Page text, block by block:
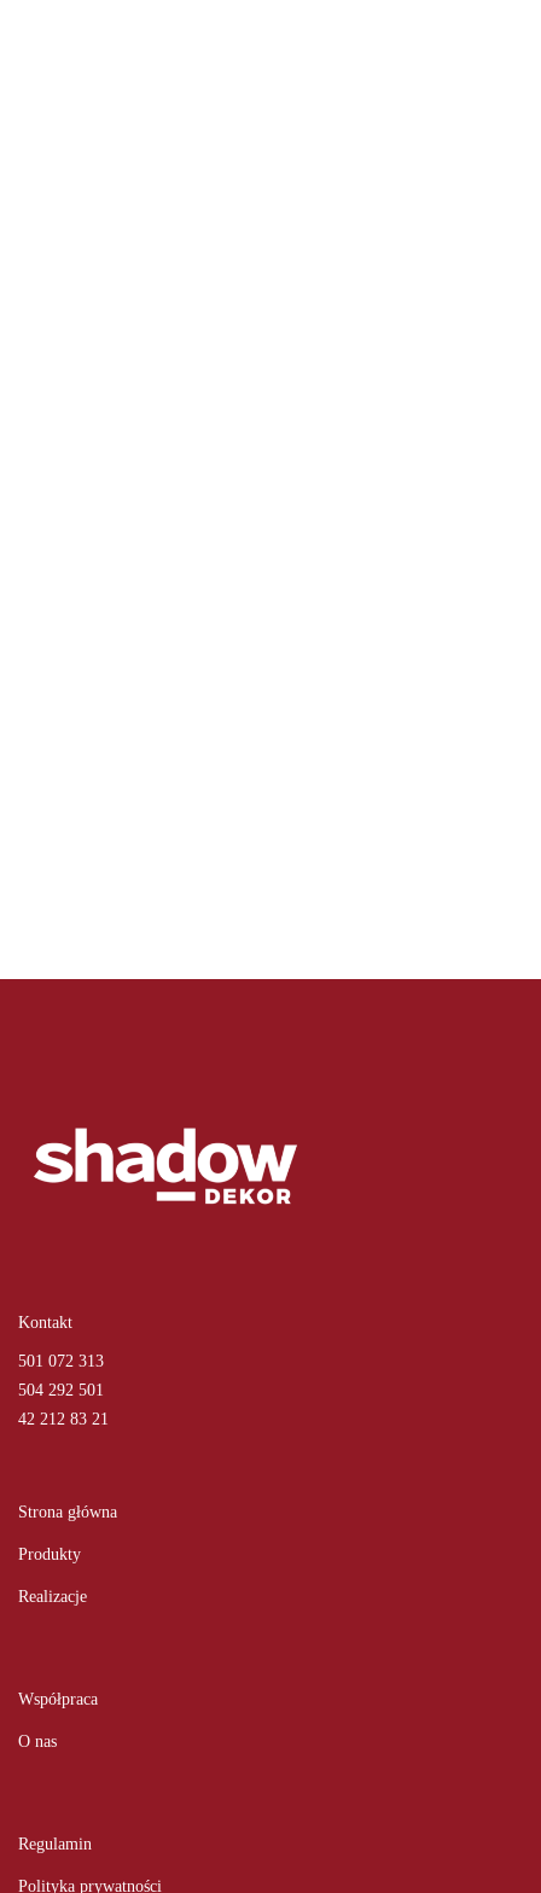
Kontakt
501 072 313
504 292 501
42 212 83 21
Strona główna
Produkty
Realizacje
Współpraca
O nas
Regulamin
Polityka prywatności